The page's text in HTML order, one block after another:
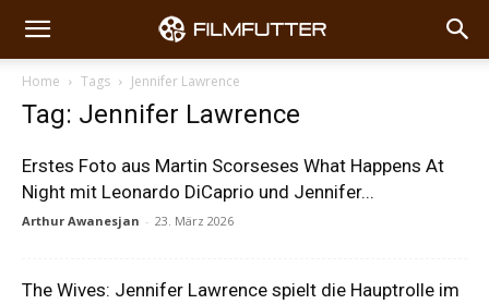
Home Tags Jennifer Lawrence
Tag: Jennifer Lawrence
Erstes Foto aus Martin Scorseses What Happens At
Night mit Leonardo DiCaprio und Jennifer...
Arthur Awanesjan - 23. März 2026
The Wives: Jennifer Lawrence spielt die Hauptrolle im